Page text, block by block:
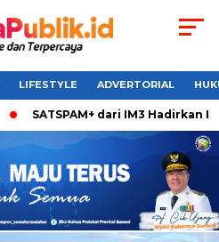
LIFESTYLE ADVERTORIAL
SATSPAM+ dari IM3 Hadirkan